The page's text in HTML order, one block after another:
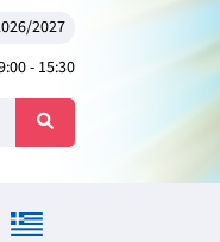
2027
- 15:30